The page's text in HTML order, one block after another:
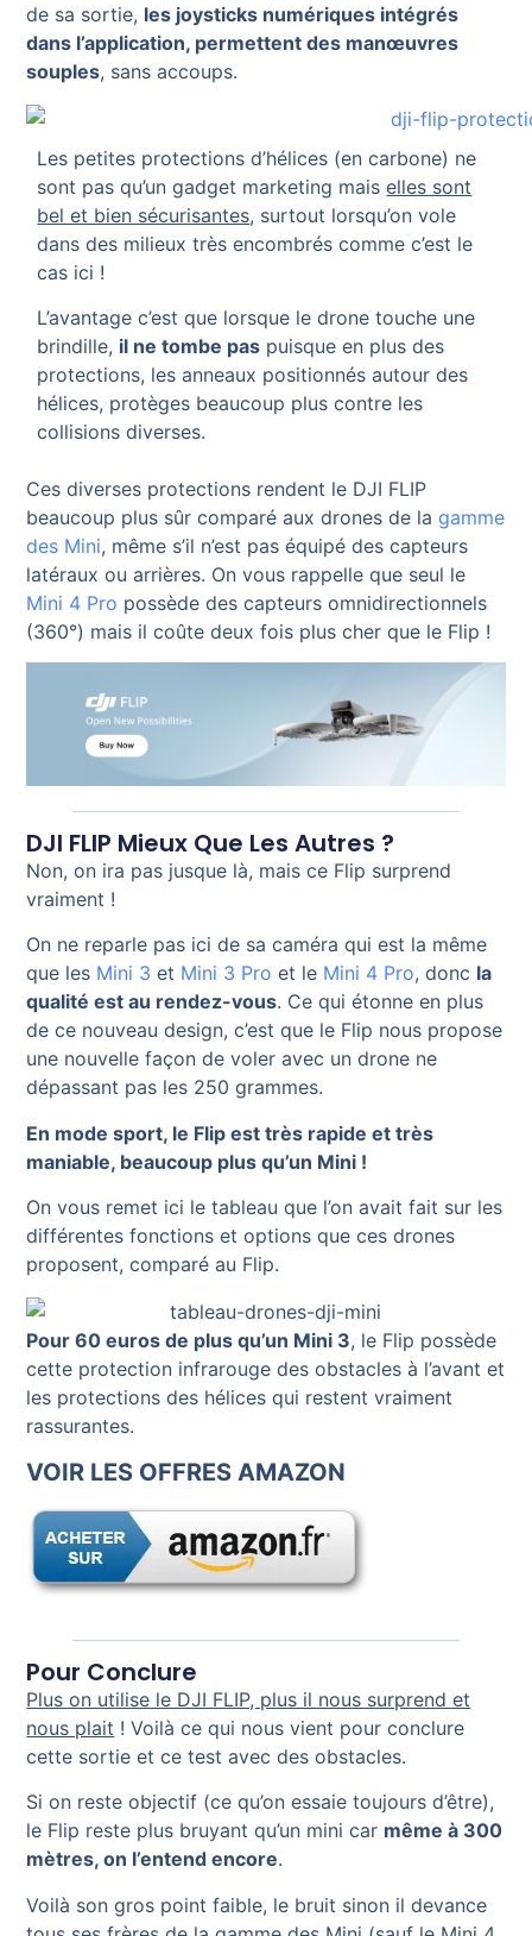
de sa sortie, les joysticks numériques intégrés
dans l’application, permettent des manœuvres
souples, sans accoups.
Les petites protections d’hélices (en carbone) ne
sont pas qu’un gadget marketing maiselles sont
bel et bien sécurisantes, surtout lorsqu’on vole
dans des milieux très encombrés comme c’est le
cas ici !
L’avantage c’est que lorsque le drone touche une
brindille, il ne tombe pas puisque en plus des
protections, les anneaux positionnés autour des
hélices, protèges beaucoup plus contre les
collisions diverses.
Ces diverses protections rendent le DJI FLIP
beaucoup plus sûr comparé aux drones de lagamme
des Mini, même s’il n’est pas équipé des capteurs
latéraux ou arrières. On vous rappelle que seul le
Mini 4 Pro possède des capteurs omnidirectionnels
(360°) mais il coûte deux fois plus cher que le Flip !
DJI FLIP Mieux Que Les Autres ?
Non, on ira pas jusque là, mais ce Flip surprend
vraiment !
On ne reparle pas ici de sa caméra qui est la même
que les Mini 3 et Mini 3 Pro et le Mini 4 Pro, donc la
qualité est au rendez-vous. Ce qui étonne en plus
de ce nouveau design, c’est que le Flip nous propose
une nouvelle façon de voler avec un drone ne
dépassant pas les 250 grammes.
En mode sport, le Flip est très rapide et très
maniable, beaucoup plus qu’un Mini !
On vous remet ici le tableau que l’on avait fait sur les
différentes fonctions et options que ces drones
proposent, comparé au Flip.
Pour 60 euros de plus qu’un Mini 3, le Flip possède
cette protection infrarouge des obstacles à l’avant et
les protections des hélices qui restent vraiment
rassurantes.
VOIR LES OFFRES AMAZON
Pour Conclure
Plus on utilise le DJI FLIP, plus il nous surprend et
nous plait ! Voilà ce qui nous vient pour conclure
cette sortie et ce test avec des obstacles.
Si on reste objectif (ce qu’on essaie toujours d’être),
le Flip reste plus bruyant qu’un mini car même à 300
mètres, on l’entend encore.
Voilà son gros point faible, le bruit sinon il devance